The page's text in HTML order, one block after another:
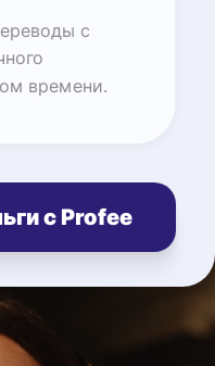
с
времени.
с Profee